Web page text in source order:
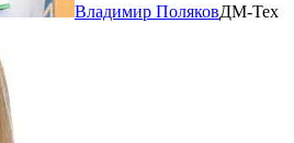
Владимир ПоляковДМ-Тех